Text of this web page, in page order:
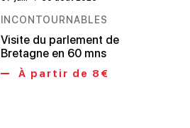
INCONTOURNABLES
Visite du parlement de
Bretagne en 60 mns
À partir de 8€